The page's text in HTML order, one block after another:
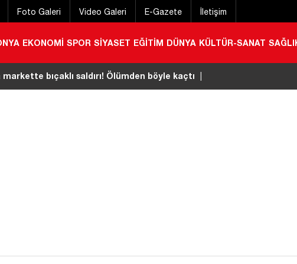
Foto Galeri Video Galeri E-Gazete İletişim
EKONOMİ SPOR SİYASET EĞİTİM DÜNYA KÜLTÜR-SANAT
kazaya karışan otomobil takla attı! Araçtan burnu bile